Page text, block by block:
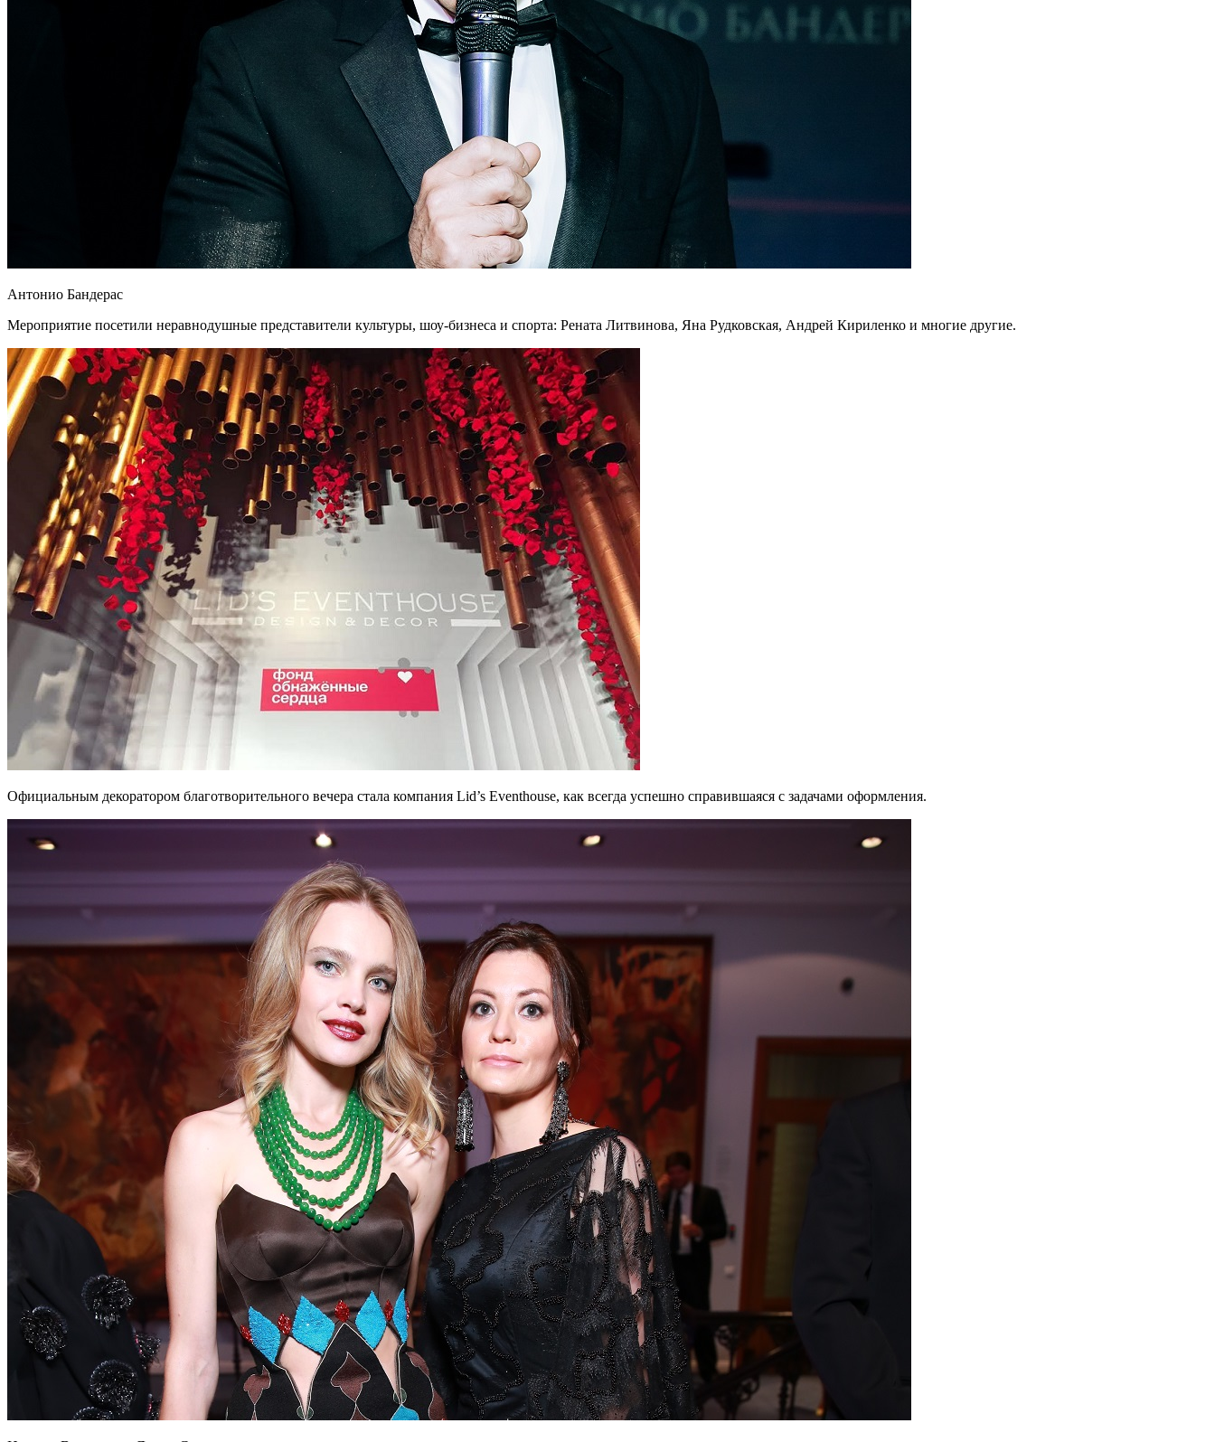
Антонио Бандерас
Мероприятие посетили неравнодушные представители культуры, шоу-бизнеса и спорта: Рената Литвинова, Яна Рудковская, Андрей Кириленко и многие другие.
Официальным декоратором благотворительного вечера стала компания Lid’s Eventhouse, как всегда успешно справившаяся с задачами оформления.